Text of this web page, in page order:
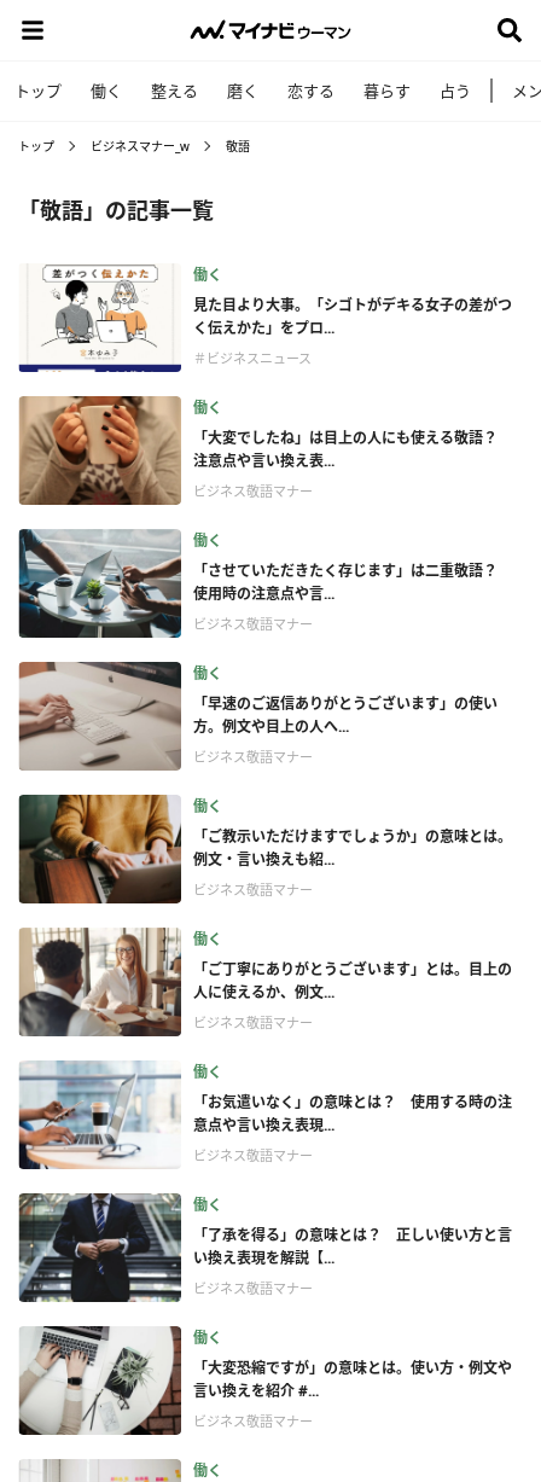
トップ 働く 整える 磨く 恋する 暮らす 占う メ
トップ ビジネスマナー_w 敬語
「敬語」の記事一覧
働く
見た目より大事。「シゴトがデキる女子の差がつ
く伝えかた」をプロ...
＃ビジネスニュース
働く
「大変でしたね」は目上の人にも使える敬語？
注意点や言い換え表...
ビジネス敬語マナー
働く
「させていただきたく存じます」は二重敬語？
使用時の注意点や言...
ビジネス敬語マナー
働く
「早速のご返信ありがとうございます」の使い
方。例文や目上の人へ...
ビジネス敬語マナー
働く
「ご教示いただけますでしょうか」の意味とは。
例文・言い換えも紹...
ビジネス敬語マナー
働く
「ご丁寧にありがとうございます」とは。目上の
人に使えるか、例文...
ビジネス敬語マナー
働く
「お気遣いなく」の意味とは？ 使用する時の注
意点や言い換え表現...
ビジネス敬語マナー
働く
「了承を得る」の意味とは？ 正しい使い方と言
い換え表現を解説【...
ビジネス敬語マナー
働く
「大変恐縮ですが」の意味とは。使い方・例文や
言い換えを紹介 #...
ビジネス敬語マナー
働く